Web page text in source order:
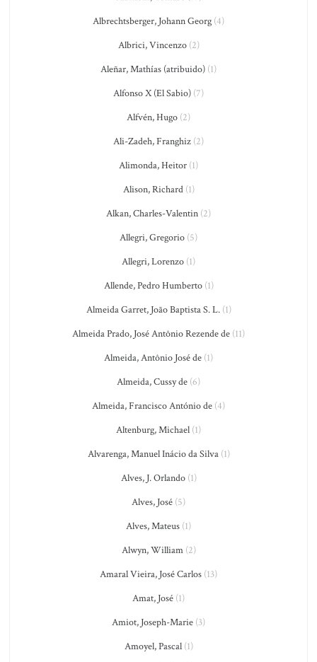
Albrechtsberger, Johann Georg (4)
Albrici, Vincenzo(2)
Aleñar, Mathías (atribuido) (1)
Alfonso X (El Sabio) (7)
Alfvén, Hugo (2)
Ali-Zadeh, Franghiz (2)
Alimonda, Heitor (1)
Alison, Richard(1)
Alkan, Charles-Valentin (2)
Allegri, Gregorio (5)
Allegri, Lorenzo (1)
Allende, Pedro Humberto(1)
Almeida Garret, João Baptista S. L.(1)
Almeida Prado, José Antônio Rezende de (11)
Almeida, Antônio José de (1)
Almeida, Cussy de (6)
Almeida, Francisco António de (4)
Altenburg, Michael (1)
Alvarenga, Manuel Inácio da Silva(1)
Alves, J. Orlando(1)
Alves, José (5)
Alves, Mateus (1)
Alwyn, William(2)
Amaral Vieira, José Carlos (13)
Amat, José (1)
Amiot, Joseph-Marie (3)
Amoyel, Pascal(1)